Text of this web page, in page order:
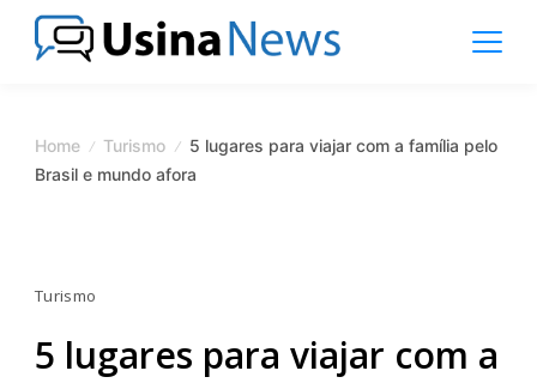
Skip
Magazine
Home Turismo
5 lugares para viajar com a família pelo
Brasil e mundo afora
Turismo
5 lugares para viajar com a